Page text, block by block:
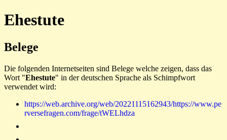
Ehestute
Belege
Die folgenden Internetseiten sind Belege welche zeigen, dass das
Wort "Ehestute" in der deutschen Sprache als Schimpfwort
verwendet wird:
https://web.archive.org/web/20221115162943/https://www.pe
rversefragen.com/frage/tWELhdza